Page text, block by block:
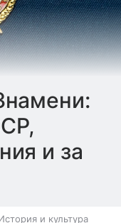
и за
и культура